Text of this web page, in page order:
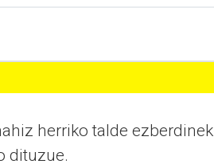
herriko talde ezberdinek
dituzue.